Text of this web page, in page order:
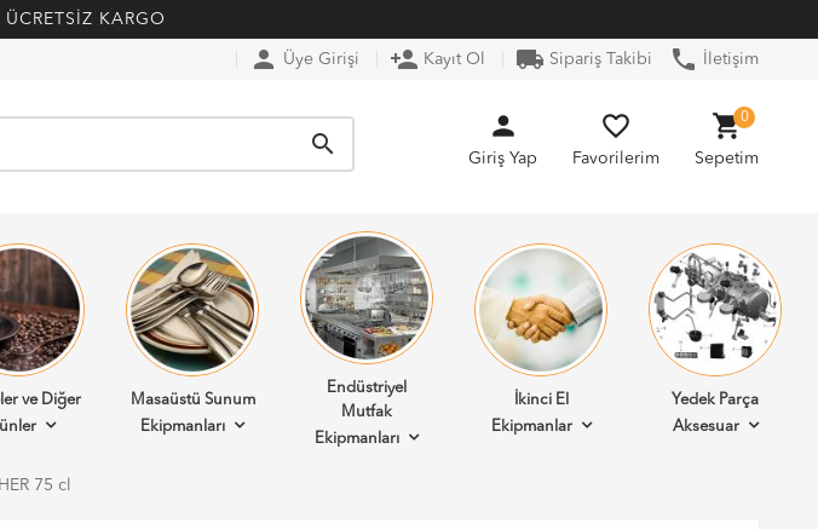
KARGO
person Üye Girişi person_add Kayıt Ol local_shipping Sipariş Takibi phone İletişim
search
person
Giriş Yap
favorite_border
Favorilerim
shopping_cart
Sepetim
0
ve Diğer
Masaüstü Sunum
Ekipmanları
Endüstriyel
Mutfak
Ekipmanları
İkinci El
Ekipmanlar
Yedek Parça
Aksesuar
75 cl